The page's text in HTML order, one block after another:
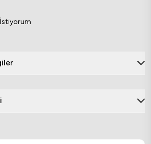
İstiyorum